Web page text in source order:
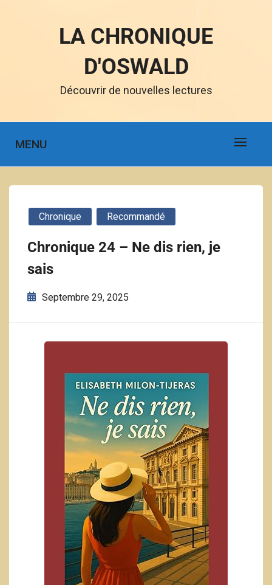
LA CHRONIQUE
D'OSWALD
Découvrir de nouvelles lectures
MENU
Chronique Recommandé
Chronique 24 – Ne dis rien, je
sais
Septembre 29, 2025